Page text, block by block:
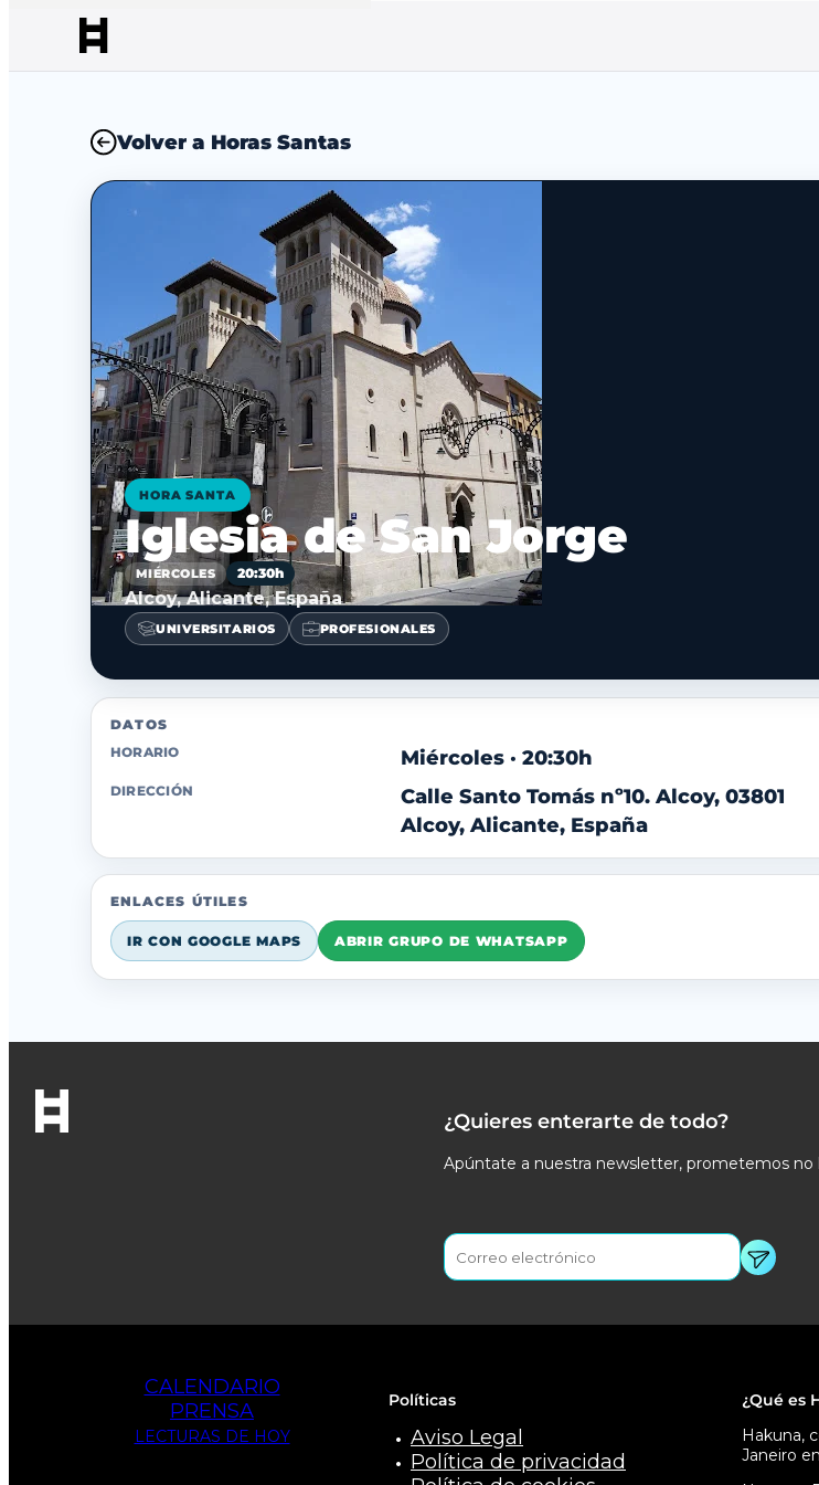
Volver a Horas Santas
HORA SANTA
Iglesia de San Jorge
MIÉRCOLES 20:30h
Alcoy, Alicante, España
UNIVERSITARIOS PROFESIONALES
DATOS
HORARIO
Miércoles · 20:30h
DIRECCIÓN
Calle Santo Tomás nº10. Alcoy, 03801
Alcoy, Alicante, España
ENLACES ÚTILES
IR CON GOOGLE MAPS ABRIR GRUPO DE WHATSAPP
¿Quieres enterarte de todo?
Apúntate a nuestra newsletter, prometemos no
CALENDARIO
PRENSA
LECTURAS DE HOY
Políticas
Aviso Legal
Política de privacidad
¿Qué es
Hakuna,
Janeiro